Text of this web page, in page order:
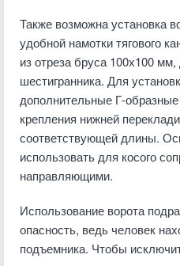
Также возможна установка
удобной намотки тягового
из отреза бруса 100х100
шестигранника. Для
дополнительные Г-
крепления нижней
соответствующей длины.
использовать для косого
направляющими.
Использование ворота
опасность, ведь человек
подъемника. Чтобы